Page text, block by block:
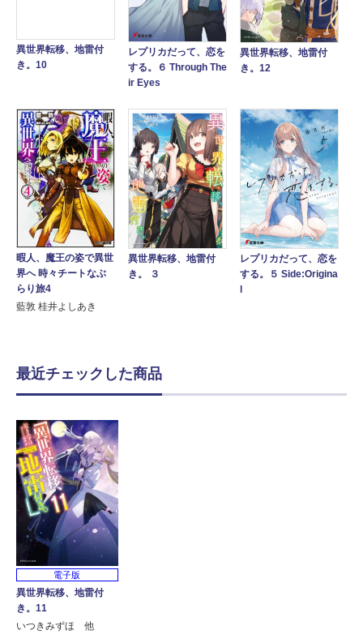
異世界転移、地雷付
き。10
レプリカだって、恋を
する。６ Through The
ir Eyes
異世界転移、地雷付
き。12
暇人、魔王の姿で異世
界へ 時々チートなぶ
らり旅4
藍敦 桂井よしあき
異世界転移、地雷付
き。 ３
レプリカだって、恋を
する。５ Side:Origina
l
最近チェックした商品
電子版
異世界転移、地雷付
き。11
いつきみずほ 他